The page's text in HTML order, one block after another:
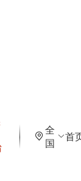
全
国
首